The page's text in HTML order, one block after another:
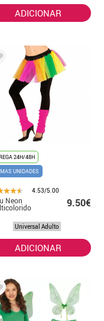
ADICIONAR
24H/48H
UNIDADES
4.53/5.00
Neon 9.50€
Universal Adulto
ADICIONAR